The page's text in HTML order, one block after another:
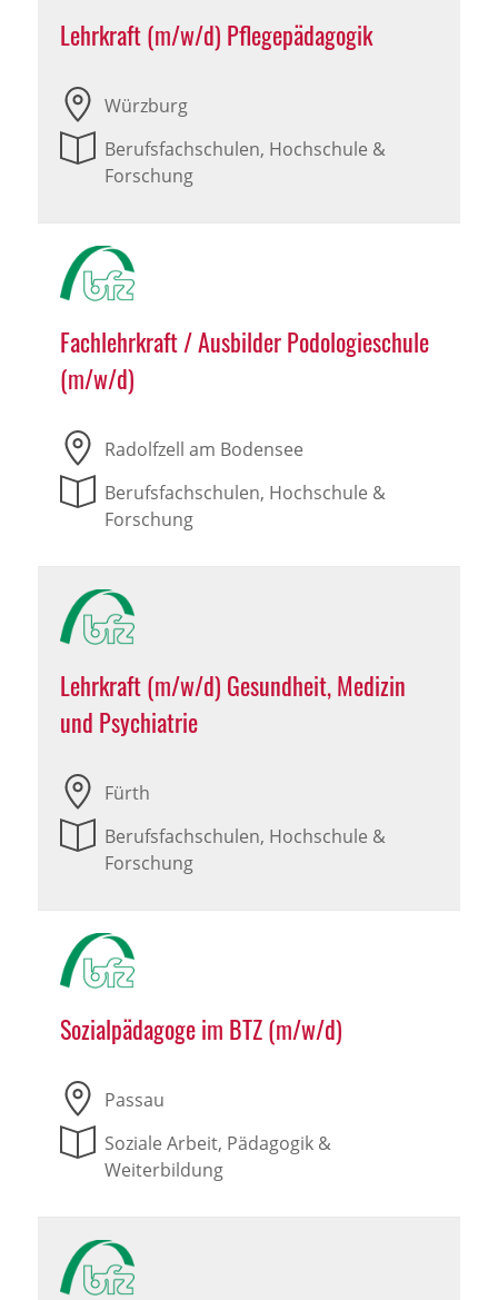
Lehrkraft (m/w/d) Pflegepädagogik
Würzburg
Berufsfachschulen, Hochschule &
Forschung
Fachlehrkraft / Ausbilder Podologieschule
(m/w/d)
Radolfzell am Bodensee
Berufsfachschulen, Hochschule &
Forschung
Lehrkraft (m/w/d) Gesundheit, Medizin
und Psychiatrie
Fürth
Berufsfachschulen, Hochschule &
Forschung
Sozialpädagoge im BTZ (m/w/d)
Passau
Soziale Arbeit, Pädagogik &
Weiterbildung